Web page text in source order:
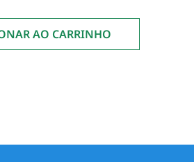
AO CARRINHO